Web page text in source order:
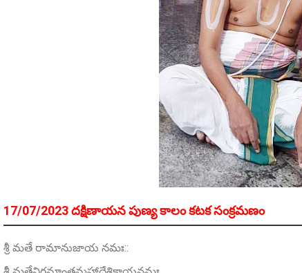
17/07/2023 దక్షిణాయన పుణ్య కాలం కటక సంక్రమణం
శ్రీ మతే రామానుజాయ నమః::